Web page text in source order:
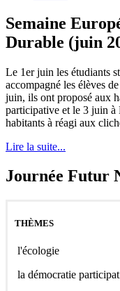
Semaine
Durable (juin
Le 1er juin les étudiants
accompagné les élèves
juin, ils ont proposé aux
participative et le 3 juin à
habitants à réagi aux
Lire la suite...
Journée Futur
THÈMES
l'écologie
la démocratie